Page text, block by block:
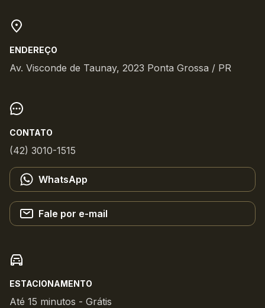
ENDEREÇO
Av. Visconde de Taunay, 2023 Ponta Grossa / PR
CONTATO
(42) 3010-1515
WhatsApp
Fale por e-mail
ESTACIONAMENTO
Até 15 minutos - Grátis